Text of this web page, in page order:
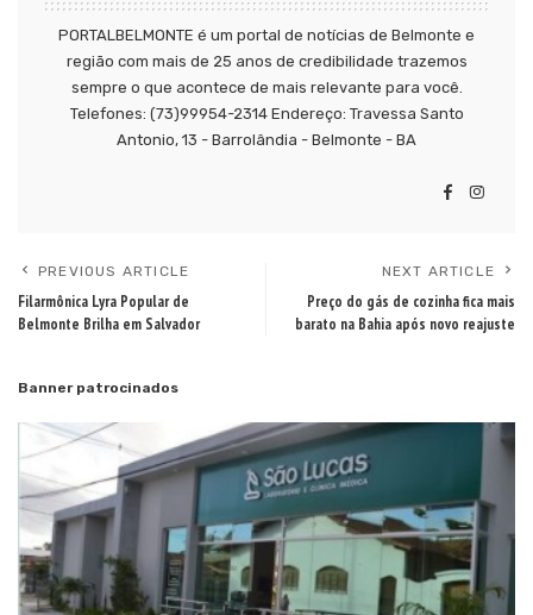
PORTALBELMONTE é um portal de notícias de Belmonte e
região com mais de 25 anos de credibilidade trazemos
sempre o que acontece de mais relevante para você.
Telefones: (73)99954-2314 Endereço: Travessa Santo
Antonio, 13 - Barrolândia - Belmonte - BA
PREVIOUS ARTICLE
Filarmônica Lyra Popular de
Belmonte Brilha em Salvador
NEXT ARTICLE
Preço do gás de cozinha fica mais
barato na Bahia após novo reajuste
Banner patrocinados